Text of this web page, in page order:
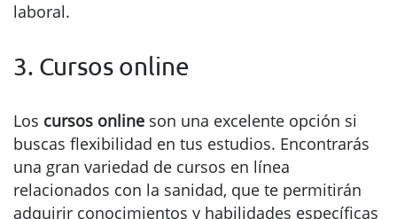
laboral.
3. Cursos online
Los cursos online son una excelente opción si
buscas flexibilidad en tus estudios. Encontrarás
una gran variedad de cursos en línea
relacionados con la sanidad, que te permitirán
adquirir conocimientos y habilidades específicas